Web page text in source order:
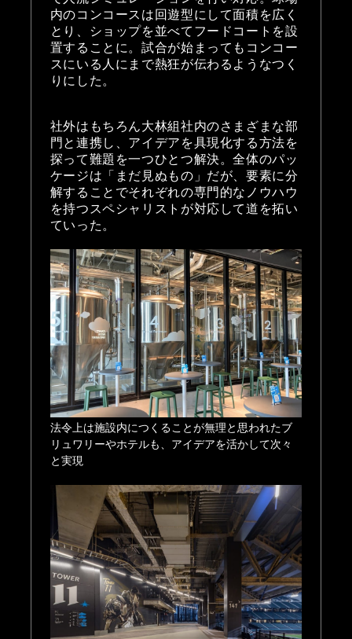
内のコンコースは回遊型にして面積を広く
とり、ショップを並べてフードコートを設
置することに。試合が始まってもコンコー
スにいる人にまで熱狂が伝わるようなつく
りにした。
社外はもちろん大林組社内のさまざまな部
門と連携し、アイデアを具現化する方法を
探って難題を一つひとつ解決。全体のパッ
ケージは「まだ見ぬもの」だが、要素に分
解することでそれぞれの専門的なノウハウ
を持つスペシャリストが対応して道を拓い
ていった。
法令上は施設内につくることが無理と思われたブ
リュワリーやホテルも、アイデアを活かして次々
と実現